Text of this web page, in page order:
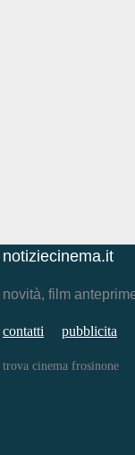
notiziecinema.it
novità, film
contatti pubblicita
trova cinema frosinone